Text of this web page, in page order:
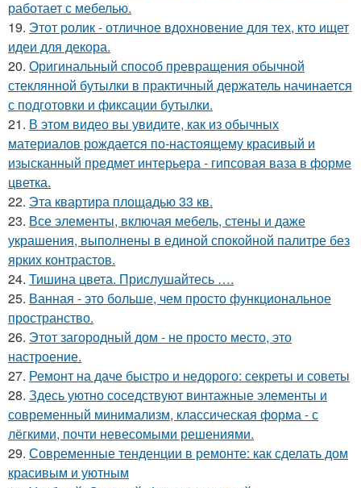
работает с мебелью.
19. Этот ролик - отличное вдохновение для тех, кто ищет
идеи для декора.
20. Оригинальный способ превращения обычной
стеклянной бутылки в практичный держатель начинается
с подготовки и фиксации бутылки.
21. В этом видео вы увидите, как из обычных
материалов рождается по-настоящему красивый и
изысканный предмет интерьера - гипсовая ваза в форме
цветка.
22. Эта квартира площадью 33 кв.
23. Все элементы, включая мебель, стены и даже
украшения, выполнены в единой спокойной палитре без
ярких контрастов.
24. Тишина цвета. Прислушайтесь ….
25. Ванная - это больше, чем просто функциональное
пространство.
26. Этот загородный дом - не просто место, это
настроение.
27. Ремонт на даче быстро и недорого: секреты и советы
28. Здесь уютно соседствуют винтажные элементы и
современный минимализм, классическая форма - с
лёгкими, почти невесомыми решениями.
29. Современные тенденции в ремонте: как сделать дом
красивым и уютным